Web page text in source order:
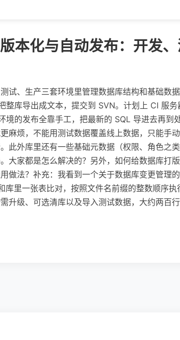
本化与自动发布：开发
试、生产三套环境里管理数据库结构和基础数
整库导出成文本，提交到 SVN。计划上 CI 服
境的发布全靠手工，把最新的 SQL 导进去再到
麻烦，不能用测试数据覆盖线上数据，只能手
此外库里还有一些基础元数据（权限、角色之
大家都是怎么解决的？另外，如何给数据库打
做法？补充：我看到一个关于数据库变更管理
里一张表比对，按照文件名前缀的整数顺序
升级、可选清库以及导入测试数据，大约两百